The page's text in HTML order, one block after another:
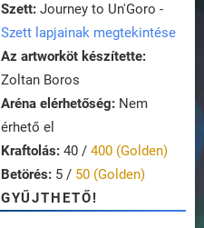
Szett: Journey to Un'Goro -
Szett lapjainak megtekintése
Az artworköt készítette:
Zoltan Boros
Aréna elérhetőség: Nem
érhető el
Kraftolás: 40 / 400 (Golden)
Betörés: 5 / 50 (Golden)
GYŰJTHETŐ!